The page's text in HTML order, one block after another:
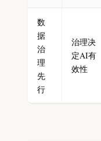
数
据
治
理
先
行
治理决
定AI有
效性